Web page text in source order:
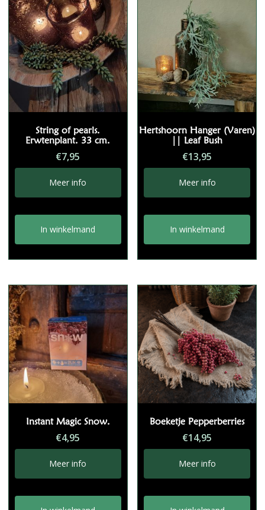
String of pearls.
Erwtenplant. 33 cm.
€7,95
Meer info
In winkelmand
Hertshoorn Hanger (Varen)
|| Leaf Bush
€13,95
Meer info
In winkelmand
Instant Magic Snow.
€4,95
Meer info
Boeketje Pepperberries
€14,95
Meer info